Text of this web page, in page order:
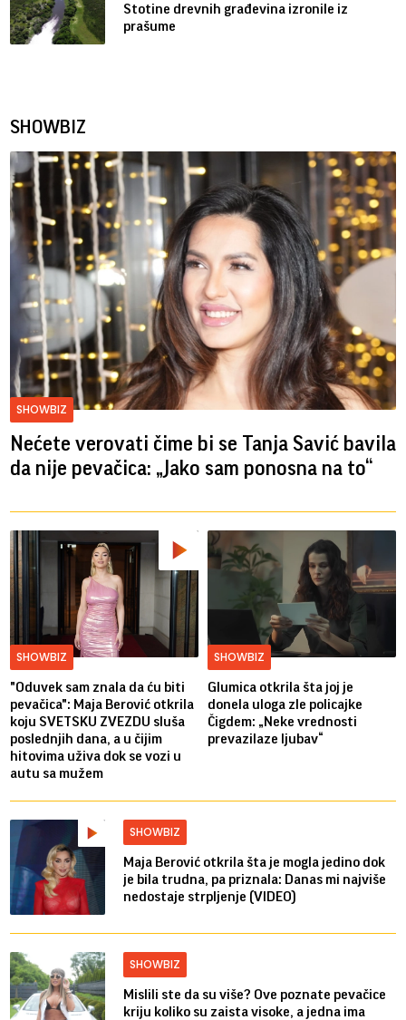
Stotine drevnih građevina izronile iz
prašume
SHOWBIZ
SHOWBIZ
Nećete verovati čime bi se Tanja Savić bavila
da nije pevačica: „Jako sam ponosna na to“
SHOWBIZ
"Oduvek sam znala da ću biti
pevačica": Maja Berović otkrila
koju SVETSKU ZVEZDU sluša
poslednjih dana, a u čijim
hitovima uživa dok se vozi u
autu sa mužem
SHOWBIZ
Glumica otkrila šta joj je
donela uloga zle policajke
Čigdem: „Neke vrednosti
prevazilaze ljubav“
SHOWBIZ
Maja Berović otkrila šta je mogla jedino dok
je bila trudna, pa priznala: Danas mi najviše
nedostaje strpljenje (VIDEO)
SHOWBIZ
Mislili ste da su više? Ove poznate pevačice
kriju koliko su zaista visoke, a jedna ima